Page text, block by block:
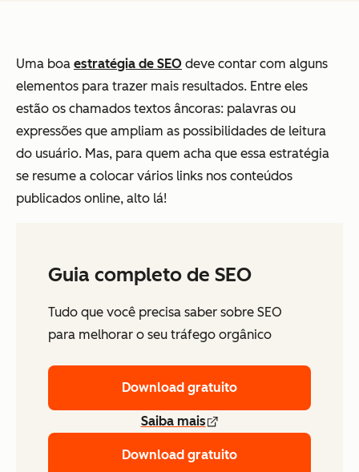
Uma boa estratégia de SEO deve contar com alguns
elementos para trazer mais resultados. Entre eles
estão os chamados textos âncoras: palavras ou
expressões que ampliam as possibilidades de leitura
do usuário. Mas, para quem acha que essa estratégia
se resume a colocar vários links nos conteúdos
publicados online, alto lá!
Guia completo de SEO
Tudo que você precisa saber sobre SEO
para melhorar o seu tráfego orgânico
Download gratuito
Saiba mais
Download gratuito